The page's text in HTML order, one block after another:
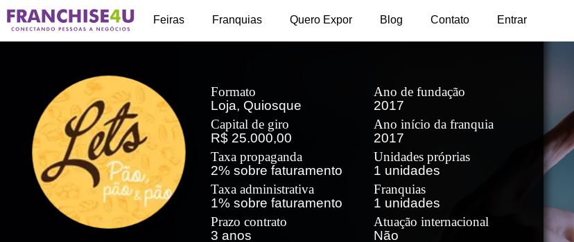
+
Feiras Franquias Quero Expor Blog Contato Entrar
Formato
Loja, Quiosque
Capital de giro
R$ 25.000,00
Taxa propaganda
2% sobre faturamento
Taxa administrativa
1% sobre faturamento
Prazo contrato
3 anos
Ano de fundação
2017
Ano início da franquia
2017
Unidades próprias
1 unidades
Franquias
1 unidades
Atuação internacional
Não